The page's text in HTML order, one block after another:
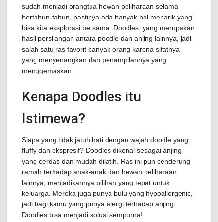
sudah menjadi orangtua hewan peliharaan selama
bertahun-tahun, pastinya ada banyak hal menarik yang
bisa kita eksplorasi bersama. Doodles, yang merupakan
hasil persilangan antara poodle dan anjing lainnya, jadi
salah satu ras favorit banyak orang karena sifatnya
yang menyenangkan dan penampilannya yang
menggemaskan.
Kenapa Doodles itu
Istimewa?
Siapa yang tidak jatuh hati dengan wajah doodle yang
fluffy dan ekspresif? Doodles dikenal sebagai anjing
yang cerdas dan mudah dilatih. Ras ini pun cenderung
ramah terhadap anak-anak dan hewan peliharaan
lainnya, menjadikannya pilihan yang tepat untuk
keluarga. Mereka juga punya bulu yang hypoallergenic,
jadi bagi kamu yang punya alergi terhadap anjing,
Doodles bisa menjadi solusi sempurna!